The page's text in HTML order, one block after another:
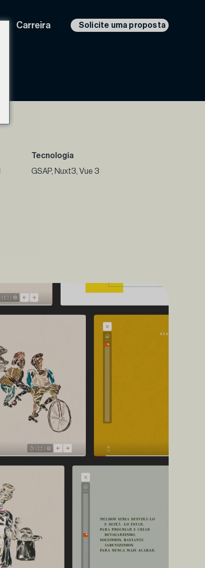
Carreira Solicite uma proposta
Tecnologia
GSAP, Nuxt3, Vue 3